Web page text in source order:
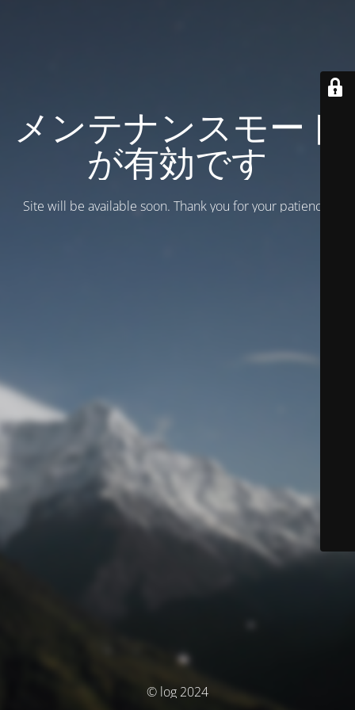
メンテナンスモード
が有効です
Site will be available soon. Thank you for your patience!
© log 2024